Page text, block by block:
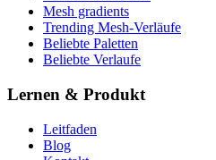
Mesh gradients
Trending Mesh-Verläufe
Beliebte Paletten
Beliebte Verlaufe
Lernen & Produkt
Leitfaden
Blog